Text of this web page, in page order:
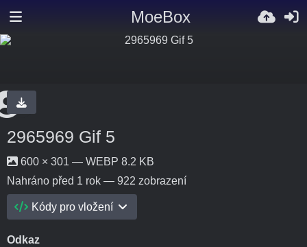
MoeBox
2965969 Gif 5
600 × 301 — WEBP 8.2 KB
Nahráno před 1 rok — 922 zobrazení
Kódy pro vložení
Odkaz